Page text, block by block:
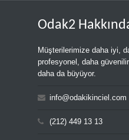
Odak2
Müşterilerimize daha iyi,
profesyonel, daha
daha da büyüyor.
info@odakikinciel.com
(212) 449 13 13